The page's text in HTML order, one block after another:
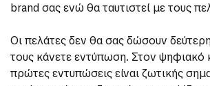
brand σας ενώ θα ταυτιστεί με τους
Οι πελάτες δεν θα σας δώσουν δεύτερη
τους κάνετε εντύπωση. Στον ψηφιακό
πρώτες εντυπώσεις είναι ζωτικής